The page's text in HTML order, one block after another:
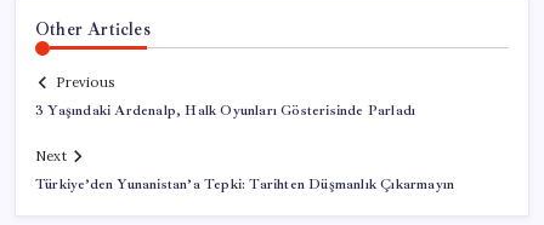
Other Articles
Previous
3 Yaşındaki Ardenalp, Halk Oyunları Gösterisinde Parladı
Next
Türkiye’den Yunanistan’a Tepki: Tarihten Düşmanlık Çıkarmayın